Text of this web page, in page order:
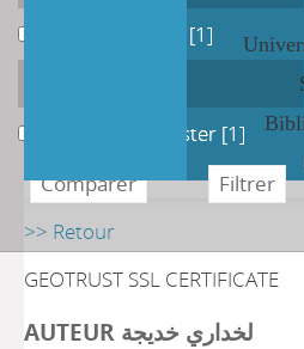
>> Retour
GEOTRUST SSL CERTIFICATE
AUTEUR لخداري خديجة
Salle des Thèses [1]
Mémoire de Master
Mémoire de Master [1]